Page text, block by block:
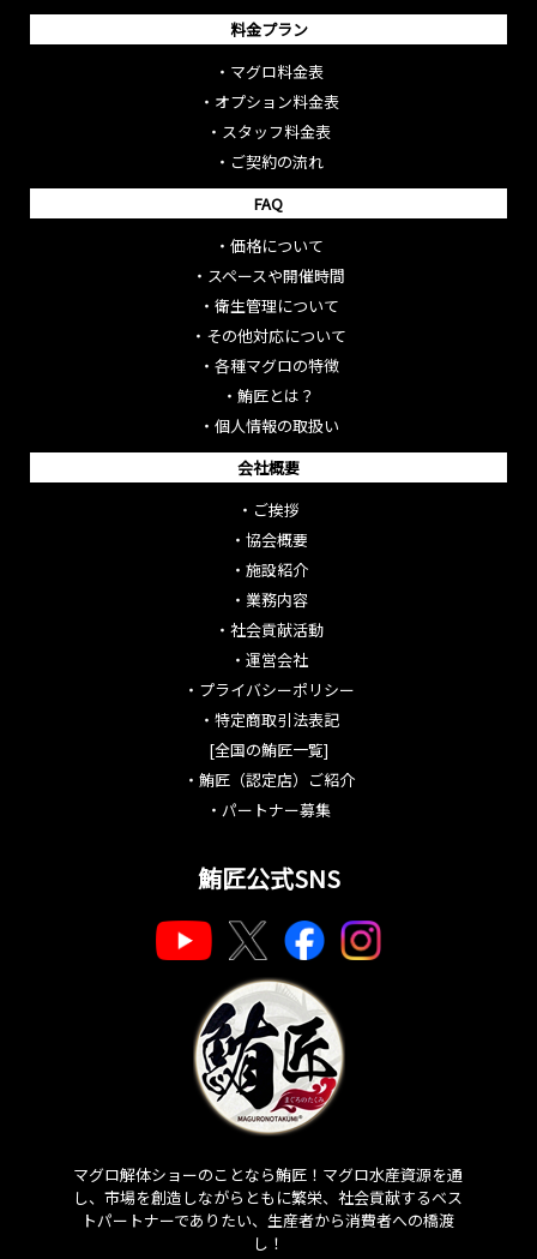
料金プラン
・ マグロ料金表
・ オプション料金表
・ スタッフ料金表
・ ご契約の流れ
FAQ
・ 価格について
・ スペースや開催時間
・ 衛生管理について
・ その他対応について
・ 各種マグロの特徴
・ 鮪匠とは？
・ 個人情報の取扱い
会社概要
・ ご挨拶
・ 協会概要
・ 施設紹介
・ 業務内容
・ 社会貢献活動
・ 運営会社
・ プライバシーポリシー
・ 特定商取引法表記
[全国の鮪匠一覧]
・ 鮪匠（認定店）ご紹介
・ パートナー募集
鮪匠公式SNS
マグロ解体ショーのことなら鮪匠！マグロ水産資源を通
し、市場を創造しながらともに繁栄、社会貢献するベス
トパートナーでありたい、生産者から消費者への橋渡
し！